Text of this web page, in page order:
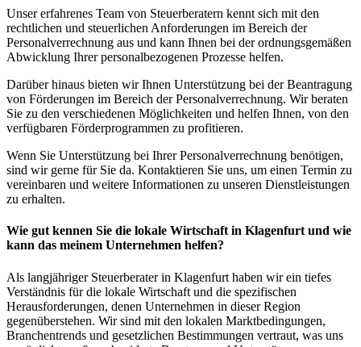
Unser erfahrenes Team von Steuerberatern kennt sich mit den
rechtlichen und steuerlichen Anforderungen im Bereich der
Personalverrechnung aus und kann Ihnen bei der ordnungsgemäßen
Abwicklung Ihrer personalbezogenen Prozesse helfen.
Darüber hinaus bieten wir Ihnen Unterstützung bei der Beantragung
von Förderungen im Bereich der Personalverrechnung. Wir beraten
Sie zu den verschiedenen Möglichkeiten und helfen Ihnen, von den
verfügbaren Förderprogrammen zu profitieren.
Wenn Sie Unterstützung bei Ihrer Personalverrechnung benötigen,
sind wir gerne für Sie da. Kontaktieren Sie uns, um einen Termin zu
vereinbaren und weitere Informationen zu unseren Dienstleistungen
zu erhalten.
Wie gut kennen Sie die lokale Wirtschaft in Klagenfurt und wie
kann das meinem Unternehmen helfen?
Als langjähriger Steuerberater in Klagenfurt haben wir ein tiefes
Verständnis für die lokale Wirtschaft und die spezifischen
Herausforderungen, denen Unternehmen in dieser Region
gegenüberstehen. Wir sind mit den lokalen Marktbedingungen,
Branchentrends und gesetzlichen Bestimmungen vertraut, was uns